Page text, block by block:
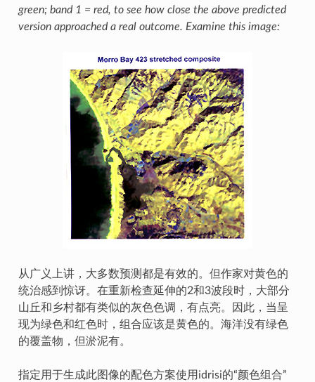
green; band 1 = red, to see how close the above predicted
version approached a real outcome. Examine this image:
从广义上讲，大多数预测都是有效的。但作家对黄色的
统治感到惊讶。在重新检查延伸的2和3波段时，大部分
山丘和乡村都有类似的灰色色调，有点亮。因此，当呈
现为绿色和红色时，组合应该是黄色的。海洋没有绿色
的覆盖物，但淤泥有。
指定用于生成此图像的配色方案使用idrisi的“颜色组合”